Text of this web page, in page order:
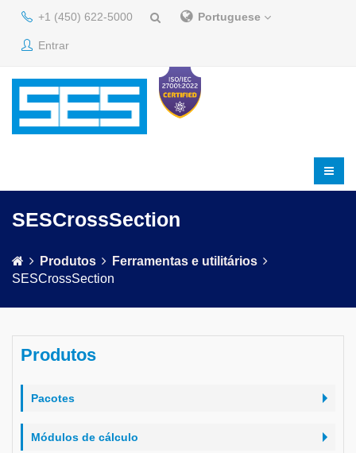
+1 (450) 622-5000 Portuguese
Entrar
SESCrossSection
Produtos
Ferramentas e utilitários
SESCrossSection
Produtos
Pacotes
Módulos de cálculo